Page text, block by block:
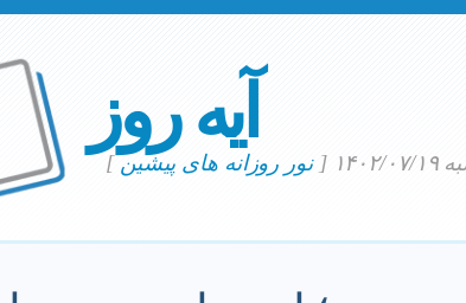
آیه روز
۱۹ [نور روزانه های پیشین]